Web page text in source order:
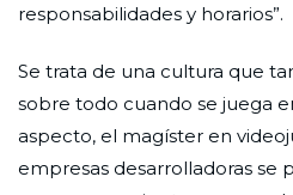
responsabilidades y horarios”.
Se trata de una cultura que
sobre todo cuando se juega
aspecto, el magíster en
empresas desarrolladoras se